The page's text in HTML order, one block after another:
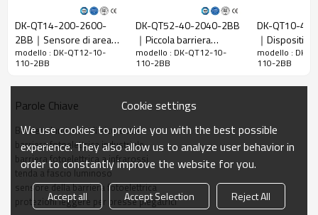
protezione
110 mm
La dimensione
complessiva
51mm*35mm*L, L è la lunghezza dell'emettitore e
del ricevitore.
Distanza di
rilevamento
Tempo di
risposta
≤15 ms
Dati meccanici
Materiale
dell'alloggiamentoMetallo
DK-QT14-200-2600-
2BB｜Sensore di area｜
DADISICK
modello : DK-QT12-10-
110-2BB
DK-QT52-40-2040-2BB
｜Piccola barriera
fotoelettrica di sicurezza
｜DADISICK
modello : DK-QT12-10-
110-2BB
DK-QT10-
｜Dispositivi
macchina｜
modello : DK-
110-2BB
Parole Chiave
Barriera luminosa di sicurezza
barriera fotoelettrica industriale
barriera fotoelettrica a infrarossi
tenda a fascio luminoso
sensore della barriera fotoelettrica
protezioni leggere per presse piegatrici
Cookie settings
We use cookies to provide you with the best possible
experience. They also allow us to analyze user behavior in
order to constantly improve the website for you.
Accept all Accept Selection Reject All